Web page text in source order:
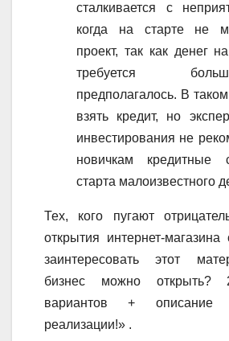
сталкивается с
когда на старте не
проект, так как денег
требуется
предполагалось. В
взять кредит, но
инвестирования не
новичкам кредитные
старта малоизвестного
Тех, кого пугают
открытия интернет-
заинтересовать этот
бизнес можно открыть?
вариантов + описание
реализации!» .